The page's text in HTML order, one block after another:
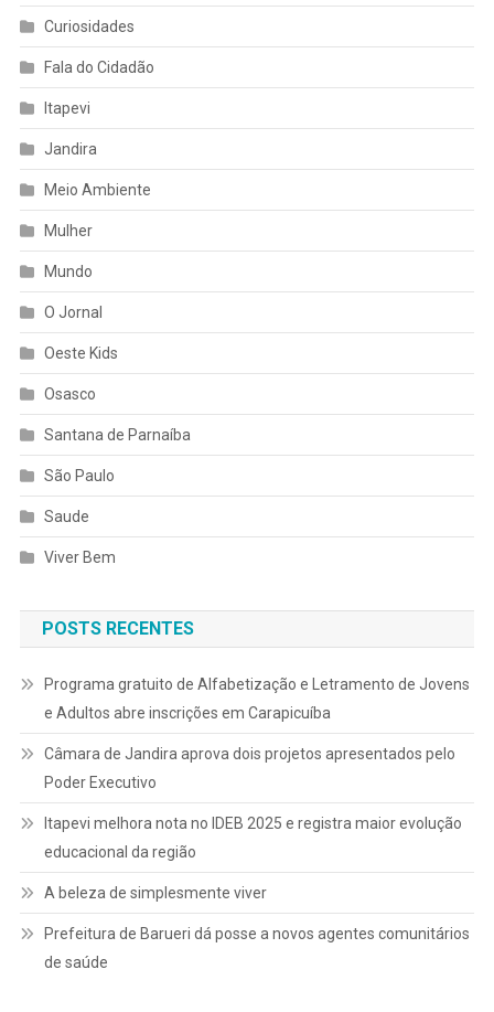
Curiosidades
Fala do Cidadão
Itapevi
Jandira
Meio Ambiente
Mulher
Mundo
O Jornal
Oeste Kids
Osasco
Santana de Parnaíba
São Paulo
Saude
Viver Bem
POSTS RECENTES
Programa gratuito de Alfabetização e Letramento de Jovens
e Adultos abre inscrições em Carapicuíba
Câmara de Jandira aprova dois projetos apresentados pelo
Poder Executivo
Itapevi melhora nota no IDEB 2025 e registra maior evolução
educacional da região
A beleza de simplesmente viver
Prefeitura de Barueri dá posse a novos agentes comunitários
de saúde